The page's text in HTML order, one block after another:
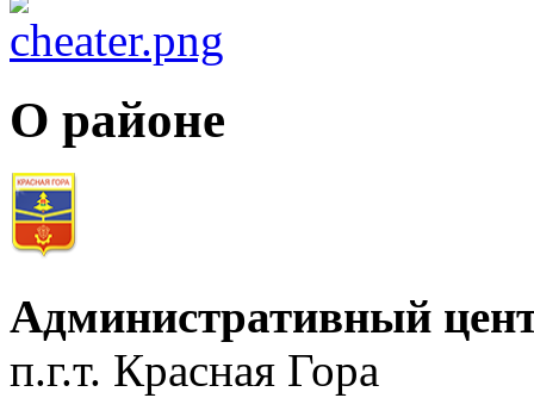
О районе
Административный
п.г.т. Красная Гора